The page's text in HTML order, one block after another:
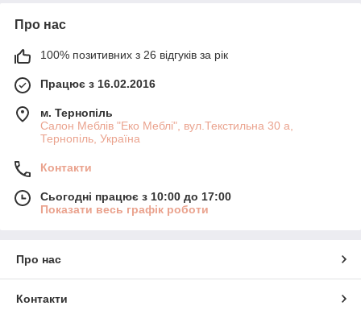
Про нас
100% позитивних з 26 відгуків за рік
Працює з 16.02.2016
м. Тернопіль
Салон Меблів "Еко Меблі", вул.Текстильна 30 а,
Тернопіль, Україна
Контакти
Сьогодні працює з 10:00 до 17:00
Показати весь графік роботи
Про нас
Контакти